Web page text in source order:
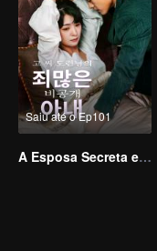
Saiu até o Ep101
A Esposa Secreta e Pecaminosa do Mestre Go (Versão Coreana)